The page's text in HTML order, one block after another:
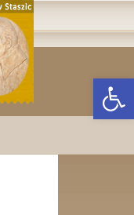
Otwórz